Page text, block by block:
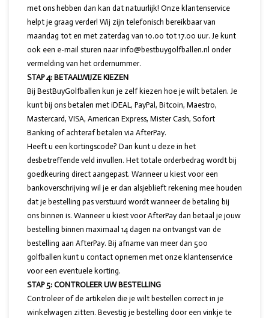
met ons hebben dan kan dat natuurlijk! Onze klantenservice
helpt je graag verder! Wij zijn telefonisch bereikbaar van
maandag tot en met zaterdag van 10.00 tot 17.00 uur. Je kunt
ook een e-mail sturen naar info@bestbuygolfballen.nl onder
vermelding van het ordernummer.
STAP 4: BETAALWIJZE KIEZEN
Bij BestBuyGolfballen kun je zelf kiezen hoe je wilt betalen. Je
kunt bij ons betalen met iDEAL, PayPal, Bitcoin, Maestro,
Mastercard, VISA, American Express, Mister Cash, Sofort
Banking of achteraf betalen via AfterPay.
Heeft u een kortingscode? Dan kunt u deze in het
desbetreffende veld invullen. Het totale orderbedrag wordt bij
goedkeuring direct aangepast. Wanneer u kiest voor een
bankoverschrijving wil je er dan alsjeblieft rekening mee houden
dat je bestelling pas verstuurd wordt wanneer de betaling bij
ons binnen is. Wanneer u kiest voor AfterPay dan betaal je jouw
bestelling binnen maximaal 14 dagen na ontvangst van de
bestelling aan AfterPay. Bij afname van meer dan 500
golfballen kunt u contact opnemen met onze klantenservice
voor een eventuele korting.
STAP 5: CONTROLEER UW BESTELLING
Controleer of de artikelen die je wilt bestellen correct in je
winkelwagen zitten. Bevestig je bestelling door een vinkje te